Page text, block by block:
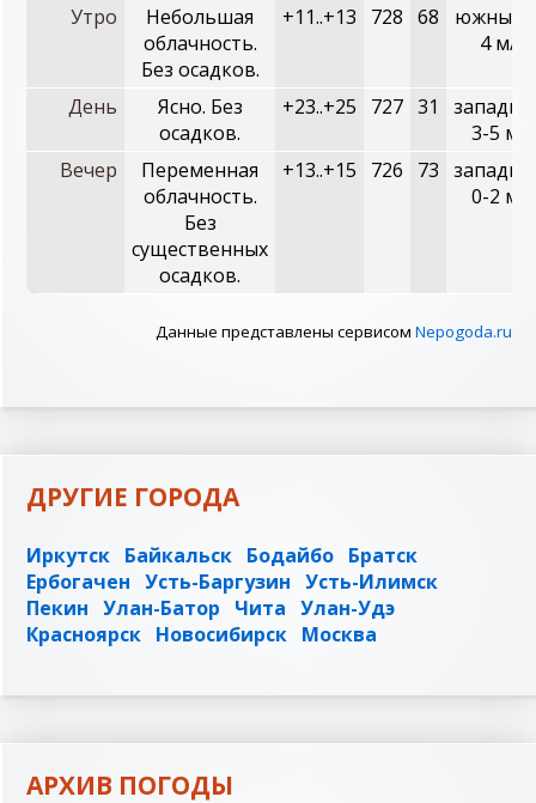
Утро
Небольшая
облачность.
Без осадков.
+11..+13 728 68
южный,
4 м/с
День
Ясно. Без
осадков.
+23..+25 727 31
3-5 м/с
Вечер
Переменная
облачность.
Без
существенных
осадков.
+13..+15 726 73
0-2 м/с
Данные представлены сервисом Nepogoda.ru
ДРУГИЕ ГОРОДА
Иркутск Байкальск Бодайбо Братск
Ербогачен Усть-Баргузин Усть-Илимск
Пекин Улан-Батор Чита Улан-Удэ
Красноярск Новосибирск Москва
АРХИВ ПОГОДЫ